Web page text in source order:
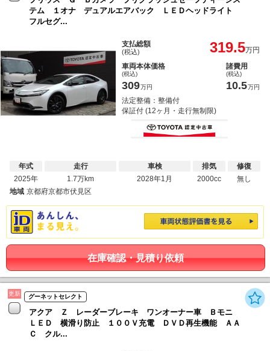
テム １オナ デュアルエアバック ＬＥＤヘッドライト
フルセグ...
支払総額
(税込) 319.5万円
車両本体価格
(税込)
309万円
諸費用
(税込)
10.5万円
法定整備：整備付
保証付 (12ヶ月・走行無制限)
年式
2025年
走行
1.7万km
車検
2028年1月
排気
2000cc
修復
無し
地域 京都府京都市伏見区
在庫確認・見積り依頼
更新 グーネットセレクト
アクア Ｚ レーダーブレーキ ワンオーナー車 Ｂモニ
ＬＥＤ 横滑り防止 １００Ｖ充電 ＤＶＤ再生機能 ＡＡ
Ｃ クル...